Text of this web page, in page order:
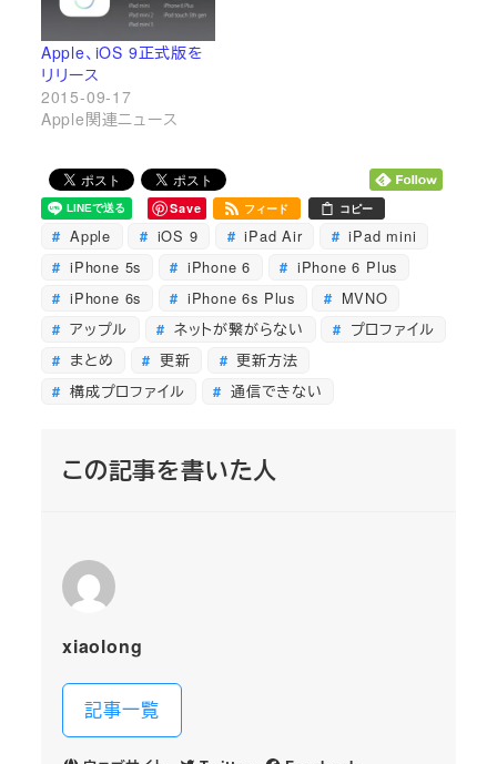
Apple、iOS 9正式版を
リリース
2015-09-17
Apple関連ニュース
Save フィード コピー
Apple iOS 9 iPad Air
iPad mini
iPhone 5s
iPhone 6
iPhone 6 Plus
iPhone 6s
iPhone 6s Plus
MVNO
アップル
ネットが繋がらない
プロファイル
まとめ
更新
更新方法
構成プロファイル
通信できない
この記事を書いた人
xiaolong
記事一覧